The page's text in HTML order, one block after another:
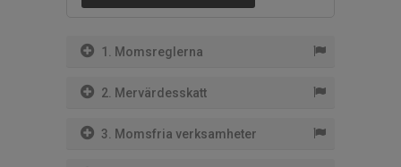
1. Momsreglerna
2. Mervärdesskatt
3. Momsfria verksamheter